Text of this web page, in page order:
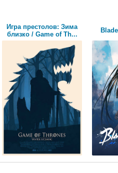
Игра престолов: Зима
близко / Game of Th...